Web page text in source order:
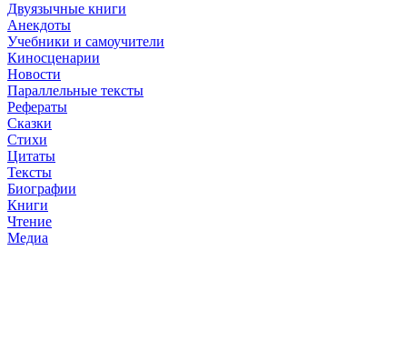
Двуязычные книги
Анекдоты
Учебники и самоучители
Киносценарии
Новости
Параллельные тексты
Рефераты
Сказки
Стихи
Цитаты
Тексты
Биографии
Книги
Чтение
Медиа